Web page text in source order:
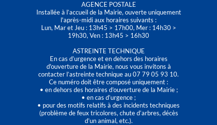
AGENCE POSTALE
Installée à l’accueil de la Mairie, ouverte uniquement
l'après-midi aux horaires suivants :
Lun, Mar et Jeu : 13h45 > 17h00, Mer : 14h30 >
19h30, Ven : 13h45 > 16h30
ASTREINTE TECHNIQUE
En cas d’urgence et en dehors des horaires
d'ouverture de la Mairie, nous vous invitons à
contacter l’astreinte technique au 07 79 05 93 10.
Ce numéro doit être composé uniquement :
• en dehors des horaires d’ouverture de la Mairie ;
• en cas d’urgence ;
• pour des motifs relatifs à des incidents techniques
(problème de feux tricolores, chute d’arbres, décès
d’un animal, etc.).